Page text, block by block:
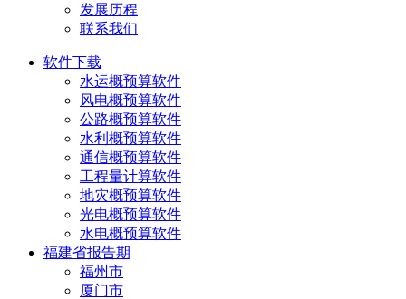
发展历程
联系我们
软件下载
水运概预算软件
风电概预算软件
公路概预算软件
水利概预算软件
通信概预算软件
工程量计算软件
地灾概预算软件
光电概预算软件
水电概预算软件
福建省报告期
福州市
厦门市